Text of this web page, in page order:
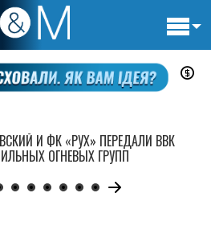
И ФК «РУХ» ПЕРЕДАЛИ ВВК
ОГНЕВЫХ ГРУПП